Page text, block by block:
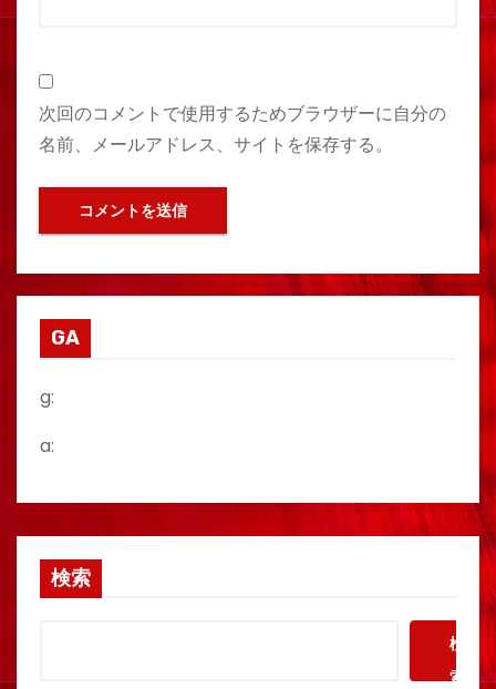
次回のコメントで使用するためブラウザーに自分の
名前、メールアドレス、サイトを保存する。
GA
g:
a:
検索
検
索